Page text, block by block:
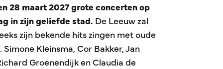
28 maart 2027 grote concerten op
in zijn geliefde stad. De Leeuw zal
zijn bekende hits zingen met oude
Kleinsma, Cor Bakker, Jan
Groenendijk en Claudia de